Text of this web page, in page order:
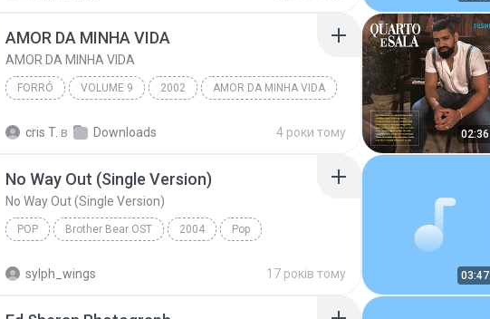
AMOR DA MINHA VIDA
AMOR DA MINHA VIDA
FORRÓ VOLUME 9 2002 AMOR DA MINHA VIDA
cris T. в Downloads 4 роки тому 02:36
No Way Out (Single Version)
No Way Out (Single Version)
POP Brother Bear OST 2004 Pop
sylph_wings 17 років тому 03:47